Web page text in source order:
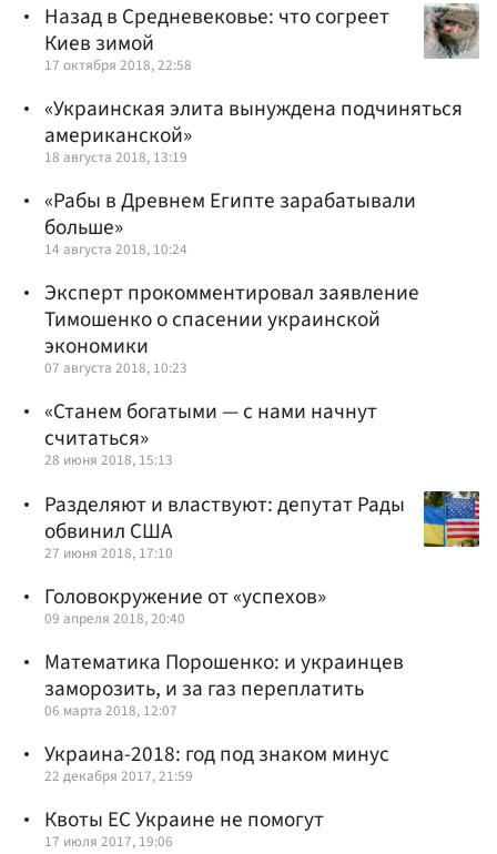
Назад в Средневековье: что согреет
Киев зимой
17 октября 2018, 22:58
«Украинская элита вынуждена подчиняться
американской»
18 августа 2018, 13:19
«Рабы в Древнем Египте зарабатывали
больше»
14 августа 2018, 10:24
Эксперт прокомментировал заявление
Тимошенко о спасении украинской
экономики
07 августа 2018, 10:23
«Станем богатыми — с нами начнут
считаться»
28 июня 2018, 15:13
Разделяют и властвуют: депутат Рады
обвинил США
27 июня 2018, 17:10
Головокружение от «успехов»
09 апреля 2018, 20:40
Математика Порошенко: и украинцев
заморозить, и за газ переплатить
06 марта 2018, 12:07
Украина-2018: год под знаком минус
22 декабря 2017, 21:59
Квоты ЕС Украине не помогут
17 июля 2017, 19:06